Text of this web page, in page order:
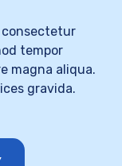
consectetur
tempor
magna aliqua.
gravida.